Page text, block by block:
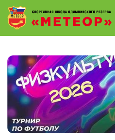
Отключить картинки